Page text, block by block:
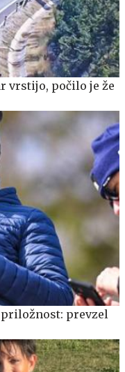
vrstijo, počilo je že
prevzel